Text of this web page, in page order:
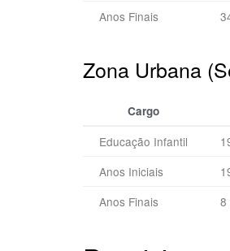
Anos Finais
Zona Urbana
Cargo
Educação Infantil
Anos Iniciais
Anos Finais
8